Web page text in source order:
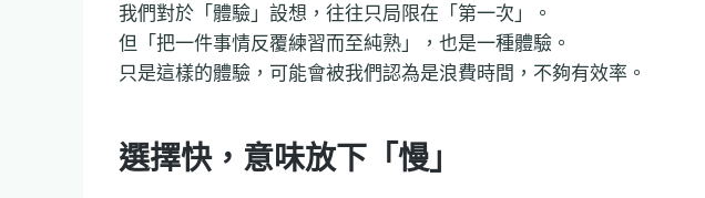
我們對於「體驗」設想，往往只局限在「第一次」。
但「把一件事情反覆練習而至純熟」，也是一種體驗。
只是這樣的體驗，可能會被我們認為是浪費時間，不夠有效率。
選擇快，意味放下「慢」